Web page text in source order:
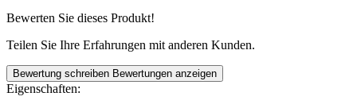
Bewerten Sie dieses Produkt!
Teilen Sie Ihre Erfahrungen mit anderen Kunden.
Bewertung schreiben Bewertungen anzeigen
Eigenschaften: